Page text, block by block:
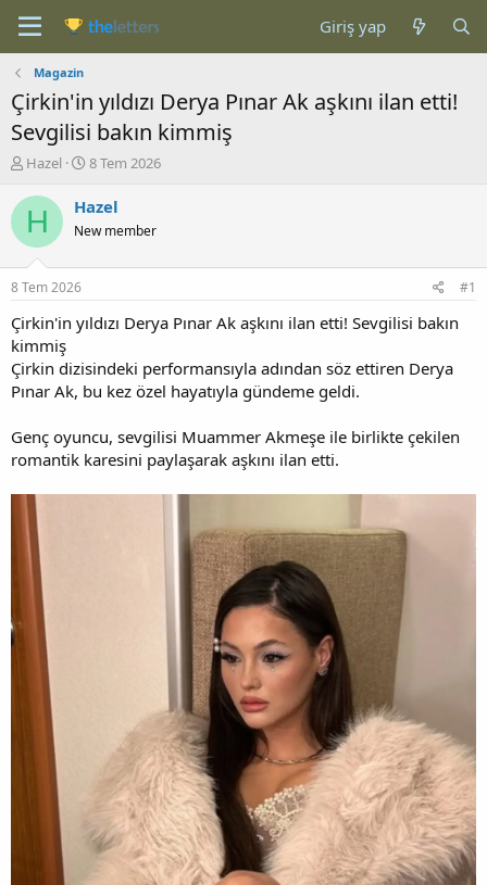
Giriş yap
Magazin
Çirkin'in yıldızı Derya Pınar Ak aşkını ilan etti!
Sevgilisi bakın kimmiş
K
n
b
u
u
b
a
l
a
t
n
Hazel
B
ş
a
ç
r
i
i
8 Tem 2026
H Hazel
New member
8 Tem 2026 #1
Çirkin'in yıldızı Derya Pınar Ak aşkını ilan etti! Sevgilisi bakın
kimmiş
Çirkin dizisindeki performansıyla adından söz ettiren Derya
Pınar Ak, bu kez özel hayatıyla gündeme geldi.
Genç oyuncu, sevgilisi Muammer Akmeşe ile birlikte çekilen
romantik karesini paylaşarak aşkını ilan etti.